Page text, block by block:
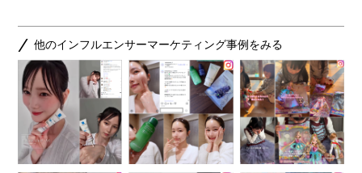
他のインフルエンサーマーケティング事例をみる